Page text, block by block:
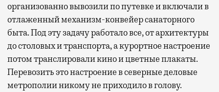
организованно вывозили по путевке и включали в
отлаженный механизм-конвейер санаторного
быта. Под эту задачу работало все, от архитектуры
до столовых и транспорта, а курортное настроение
потом транслировали кино и цветные плакаты.
Перевозить это настроение в северные деловые
метрополии никому не приходило в голову.